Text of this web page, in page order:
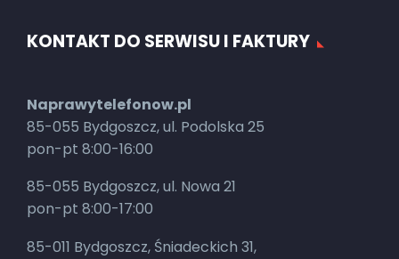
KONTAKT DO SERWISU I FAKTURY
Naprawytelefonow.pl
85-055 Bydgoszcz, ul. Podolska 25
pon-pt 8:00-16:00
85-055 Bydgoszcz, ul. Nowa 21
pon-pt 8:00-17:00
85-011 Bydgoszcz, Śniadeckich 31,